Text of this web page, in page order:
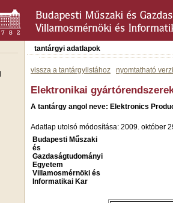
tantárgyi adatlapok
vissza a tantárgylistához nyomtatható
Elektronikai
A tantárgy angol neve: Elektronics
Adatlap utolsó módosítása: 2009. október
Budapesti Műszaki
és
Gazdaságtudományi
Egyetem
Villamosmérnöki és
Informatikai Kar